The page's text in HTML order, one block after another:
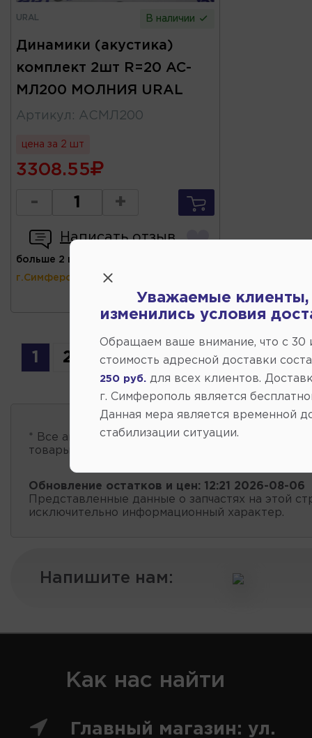
URAL В наличии
Динамики (акустика)
комплект 2шт R=20 AC-
MЛ200 МОЛНИЯ URAL
Артикул : АСМЛ200
цена за 2 шт
3308.55
- +
Написать отзыв
больше 2 шт
г.Симферополь)
1 2 3 4 5 6 7 ... 33
* Все автозапчастиесть в наличии, обновление
товары проходит несколько раз в сутки.
Обновление остатков и цен: 12:21 2026-08-06
Представленные данные о запчастях на этой
исключительно информационный характер.
Напишите нам:
Как нас найти
Главный магазин: ул.
Уважаемые клиенты,
изменились условия
Обращаем ваше внимание, что c 30
стоимость адресной доставки
250 руб.
для всех клиентов.
г. Симферополь является
Данная мера является временной
стабилизации ситуации.